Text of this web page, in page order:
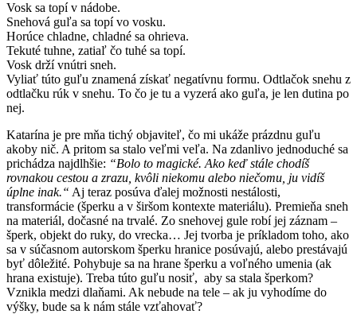
Vosk sa topí v nádobe.
Snehová guľa sa topí vo vosku.
Horúce chladne, chladné sa ohrieva.
Tekuté tuhne, zatiaľ čo tuhé sa topí.
Vosk drží vnútri sneh.
Vyliať túto guľu znamená získať negatívnu formu. Odtlačok snehu z
odtlačku rúk v snehu. To čo je tu a vyzerá ako guľa, je len dutina po
nej.
Katarína je pre mňa tichý objaviteľ, čo mi ukáže prázdnu guľu
akoby nič. A pritom sa stalo veľmi veľa. Na zdanlivo jednoduché sa
prichádza najdlhšie: “Bolo to magické. Ako keď stále chodíš
rovnakou cestou a zrazu, kvôli niekomu alebo niečomu, ju vidíš
úplne inak.“ Aj teraz posúva ďalej možnosti nestálosti,
transformácie (šperku a v širšom kontexte materiálu). Premieňa sneh
na materiál, dočasné na trvalé. Zo snehovej gule robí jej záznam –
šperk, objekt do ruky, do vrecka… Jej tvorba je príkladom toho, ako
sa v súčasnom autorskom šperku hranice posúvajú, alebo prestávajú
byť dôležité. Pohybuje sa na hrane šperku a voľného umenia (ak
hrana existuje). Treba túto guľu nosiť, aby sa stala šperkom?
Vznikla medzi dlaňami. Ak nebude na tele – ak ju vyhodíme do
výšky, bude sa k nám stále vzťahovať?